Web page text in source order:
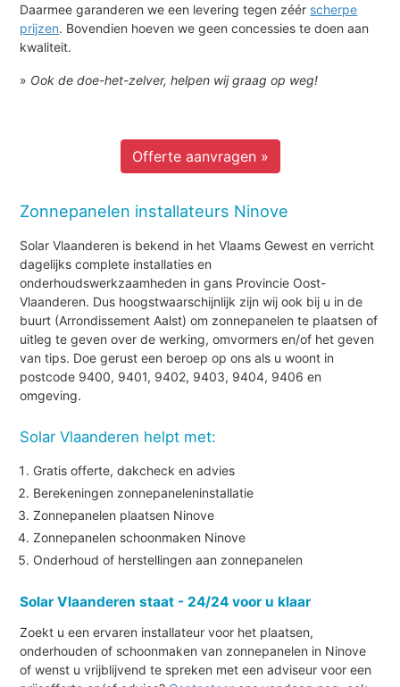
Daarmee garanderen we een levering tegen zéér scherpe
prijzen. Bovendien hoeven we geen concessies te doen aan
kwaliteit.
» Ook de doe-het-zelver, helpen wij graag op weg!
Offerte aanvragen »
Zonnepanelen installateurs Ninove
Solar Vlaanderen is bekend in het Vlaams Gewest en verricht
dagelijks complete installaties en
onderhoudswerkzaamheden in gans Provincie Oost-
Vlaanderen. Dus hoogstwaarschijnlijk zijn wij ook bij u in de
buurt (Arrondissement Aalst) om zonnepanelen te plaatsen of
uitleg te geven over de werking, omvormers en/of het geven
van tips. Doe gerust een beroep op ons als u woont in
postcode 9400, 9401, 9402, 9403, 9404, 9406 en
omgeving.
Solar Vlaanderen helpt met:
Gratis offerte, dakcheck en advies
Berekeningen zonnepaneleninstallatie
Zonnepanelen plaatsen Ninove
Zonnepanelen schoonmaken Ninove
Onderhoud of herstellingen aan zonnepanelen
Solar Vlaanderen staat - 24/24 voor u klaar
Zoekt u een ervaren installateur voor het plaatsen,
onderhouden of schoonmaken van zonnepanelen in Ninove
of wenst u vrijblijvend te spreken met een adviseur voor een